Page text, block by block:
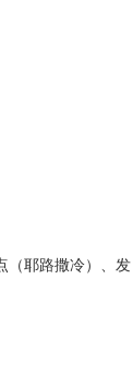
（耶路撒冷）、发